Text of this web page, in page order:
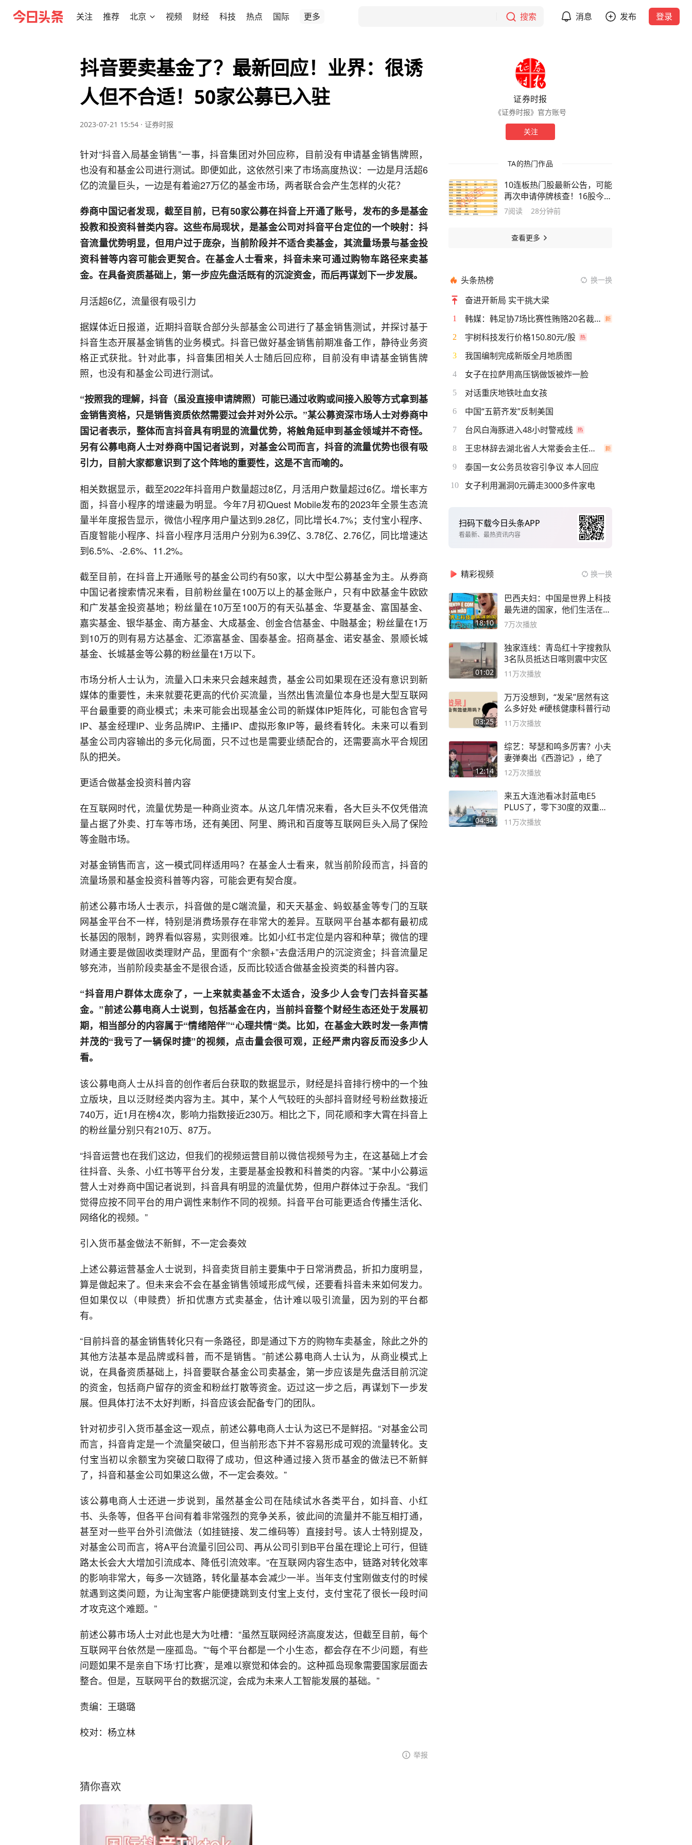
关注 推荐 北京 视频 财经 科技 热点 国际 更多 搜索 消息 发布 登录
抖音要卖基金了？最新回应！业界：很诱
人但不合适！50家公募已入驻
2023-07-21 15:54 · 证券时报
针对“抖音入局基金销售”一事，抖音集团对外回应称，目前没有申请基金销售牌照，
也没有和基金公司进行测试。即便如此，这依然引来了市场高度热议：一边是月活超6
亿的流量巨头，一边是有着逾27万亿的基金市场，两者联合会产生怎样的火花？
券商中国记者发现，截至目前，已有50家公募在抖音上开通了账号，发布的多是基金
投教和投资科普类内容。这些布局现状，是基金公司对抖音平台定位的一个映射：抖
音流量优势明显，但用户过于庞杂，当前阶段并不适合卖基金，其流量场景与基金投
资科普等内容可能会更契合。在基金人士看来，抖音未来可通过购物车路径来卖基
金。在具备资质基础上，第一步应先盘活既有的沉淀资金，而后再谋划下一步发展。
月活超6亿，流量很有吸引力
据媒体近日报道，近期抖音联合部分头部基金公司进行了基金销售测试，并探讨基于
抖音生态开展基金销售的业务模式。抖音已做好基金销售前期准备工作，静待业务资
格正式获批。针对此事，抖音集团相关人士随后回应称，目前没有申请基金销售牌
照，也没有和基金公司进行测试。
“按照我的理解，抖音（虽没直接申请牌照）可能已通过收购或间接入股等方式拿到基
金销售资格，只是销售资质依然需要过会并对外公示。”某公募资深市场人士对券商中
国记者表示，整体而言抖音具有明显的流量优势，将触角延申到基金领域并不奇怪。
另有公募电商人士对券商中国记者说到，对基金公司而言，抖音的流量优势也很有吸
引力，目前大家都意识到了这个阵地的重要性，这是不言而喻的。
相关数据显示，截至2022年抖音用户数量超过8亿，月活用户数量超过6亿。增长率方
面，抖音小程序的增速最为明显。今年7月初Quest Mobile发布的2023年全景生态流
量半年度报告显示，微信小程序用户量达到9.28亿，同比增长4.7%；支付宝小程序、
百度智能小程序、抖音小程序月活用户分别为6.39亿、3.78亿、2.76亿，同比增速达
到6.5%、-2.6%、11.2%。
截至目前，在抖音上开通账号的基金公司约有50家，以大中型公募基金为主。从券商
中国记者搜索情况来看，目前粉丝量在100万以上的基金账户，只有中欧基金牛欧欧
和广发基金投资基地；粉丝量在10万至100万的有天弘基金、华夏基金、富国基金、
嘉实基金、银华基金、南方基金、大成基金、创金合信基金、中融基金；粉丝量在1万
到10万的则有易方达基金、汇添富基金、国泰基金。招商基金、诺安基金、景顺长城
基金、长城基金等公募的粉丝量在1万以下。
市场分析人士认为，流量入口未来只会越来越贵，基金公司如果现在还没有意识到新
媒体的重要性，未来就要花更高的代价买流量，当然出售流量位本身也是大型互联网
平台最重要的商业模式；未来可能会出现基金公司的新媒体IP矩阵化，可能包含官号
IP、基金经理IP、业务品牌IP、主播IP、虚拟形象IP等，最终看转化。未来可以看到
基金公司内容输出的多元化局面，只不过也是需要业绩配合的，还需要高水平合规团
队的把关。
更适合做基金投资科普内容
在互联网时代，流量优势是一种商业资本。从这几年情况来看，各大巨头不仅凭借流
量占据了外卖、打车等市场，还有美团、阿里、腾讯和百度等互联网巨头入局了保险
等金融市场。
对基金销售而言，这一模式同样适用吗？在基金人士看来，就当前阶段而言，抖音的
流量场景和基金投资科普等内容，可能会更有契合度。
前述公募市场人士表示，抖音做的是C端流量，和天天基金、蚂蚁基金等专门的互联
网基金平台不一样，特别是消费场景存在非常大的差异。互联网平台基本都有最初成
长基因的限制，跨界看似容易，实则很难。比如小红书定位是内容和种草；微信的理
财通主要是做固收类理财产品，里面有个“余额+”去盘活用户的沉淀资金；抖音流量足
够充沛，当前阶段卖基金不是很合适，反而比较适合做基金投资类的科普内容。
“抖音用户群体太庞杂了，一上来就卖基金不太适合，没多少人会专门去抖音买基
金。”前述公募电商人士说到，包括基金在内，当前抖音整个财经生态还处于发展初
期，相当部分的内容属于“情绪陪伴”“心理共情“类。比如，在基金大跌时发一条声情
并茂的“我亏了一辆保时捷”的视频，点击量会很可观，正经严肃内容反而没多少人
看。
该公募电商人士从抖音的创作者后台获取的数据显示，财经是抖音排行榜中的一个独
立版块，且以泛财经类内容为主。其中，某个人气较旺的头部抖音财经号粉丝数接近
740万，近1月在榜4次，影响力指数接近230万。相比之下，同花顺和李大霄在抖音上
的粉丝量分别只有210万、87万。
“抖音运营也在我们这边，但我们的视频运营目前以微信视频号为主，在这基础上才会
往抖音、头条、小红书等平台分发，主要是基金投教和科普类的内容。”某中小公募运
营人士对券商中国记者说到，抖音具有明显的流量优势，但用户群体过于杂乱。“我们
觉得应按不同平台的用户调性来制作不同的视频。抖音平台可能更适合传播生活化、
网络化的视频。”
引入货币基金做法不新鲜，不一定会奏效
上述公募运营基金人士说到，抖音卖货目前主要集中于日常消费品，折扣力度明显，
算是做起来了。但未来会不会在基金销售领域形成气候，还要看抖音未来如何发力。
但如果仅以（申赎费）折扣优惠方式卖基金，估计难以吸引流量，因为别的平台都
有。
“目前抖音的基金销售转化只有一条路径，即是通过下方的购物车卖基金，除此之外的
其他方法基本是品牌或科普，而不是销售。”前述公募电商人士认为，从商业模式上
说，在具备资质基础上，抖音要联合基金公司卖基金，第一步应该是先盘活目前沉淀
的资金，包括商户留存的资金和粉丝打散等资金。迈过这一步之后，再谋划下一步发
展。但具体打法不太好判断，抖音应该会配备专门的团队。
针对初步引入货币基金这一观点，前述公募电商人士认为这已不是鲜招。“对基金公司
而言，抖音肯定是一个流量突破口，但当前形态下并不容易形成可观的流量转化。支
付宝当初以余额宝为突破口取得了成功，但这种通过接入货币基金的做法已不新鲜
了，抖音和基金公司如果这么做，不一定会奏效。”
该公募电商人士还进一步说到，虽然基金公司在陆续试水各类平台，如抖音、小红
书、头条等，但各平台间有着非常强烈的竞争关系，彼此间的流量并不能互相打通，
甚至对一些平台外引流做法（如挂链接、发二维码等）直接封号。该人士特别提及，
对基金公司而言，将A平台流量引回公司、再从公司引到B平台虽在理论上可行，但链
路太长会大大增加引流成本、降低引流效率。“在互联网内容生态中，链路对转化效率
的影响非常大，每多一次链路，转化量基本会减少一半。当年支付宝刚做支付的时候
就遇到这类问题，为让淘宝客户能便捷跳到支付宝上支付，支付宝花了很长一段时间
才攻克这个难题。”
前述公募市场人士对此也是大为吐槽：“虽然互联网经济高度发达，但截至目前，每个
互联网平台依然是一座孤岛。”“每个平台都是一个小生态，都会存在不少问题，有些
问题如果不是亲自下场‘打比赛’，是难以察觉和体会的。这种孤岛现象需要国家层面去
整合。但是，互联网平台的数据沉淀，会成为未来人工智能发展的基础。”
责编：王璐璐
校对：杨立林
举报
猜你喜欢
证券时报
《证券时报》官方账号
关注
TA的热门作品
10连板热门股最新公告，可能
再次申请停牌核查！16股今日
获买入型评级
7阅读 28分钟前
查看更多
头条热榜 换一换
奋进开新局 实干挑大梁
1 韩媒：韩足协7场比赛性贿赂20名裁判
2 宇树科技发行价格150.80元/股
3 我国编制完成新版全月地质图
4 女子在拉萨用高压锅做饭被炸一脸
5 对话重庆地铁吐血女孩
6 中国“五箭齐发”反制美国
7 台风白海豚进入48小时警戒线
8 王忠林辞去湖北省人大常委会主任职务
9 泰国一女公务员妆容引争议 本人回应
10 女子利用漏洞0元薅走3000多件家电
扫码下载今日头条APP
看最新、最热资讯内容
精彩视频 换一换
18:10
巴西夫妇：中国是世界上科技
最先进的国家，他们生活在
2999年
7万次播放
01:02
独家连线：青岛红十字搜救队
3名队员抵达日喀则震中灾区
11万次播放
03:25
万万没想到，“发呆”居然有这
么多好处 #硬核健康科普行动
11万次播放
12:14
综艺：琴瑟和鸣多厉害？小夫
妻弹奏出《西游记》，绝了
12万次播放
04:34
来五大连池看冰封蓝电E5
PLUS了，零下30度的双重冰
封40小时全录
11万次播放